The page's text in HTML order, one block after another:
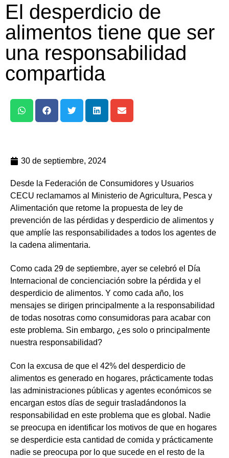
El desperdicio de
alimentos tiene que ser
una responsabilidad
compartida
30 de septiembre, 2024
Desde la Federación de Consumidores y Usuarios
CECU reclamamos al Ministerio de Agricultura, Pesca y
Alimentación que retome la propuesta de ley de
prevención de las pérdidas y desperdicio de alimentos y
que amplíe las responsabilidades a todos los agentes de
la cadena alimentaria.
Como cada 29 de septiembre, ayer se celebró el Día
Internacional de concienciación sobre la pérdida y el
desperdicio de alimentos. Y como cada año, los
mensajes se dirigen principalmente a la responsabilidad
de todas nosotras como consumidoras para acabar con
este problema. Sin embargo, ¿es solo o principalmente
nuestra responsabilidad?
Con la excusa de que el 42% del desperdicio de
alimentos es generado en hogares, prácticamente todas
las administraciones públicas y agentes económicos se
encargan estos días de seguir trasladándonos la
responsabilidad en este problema que es global . Nadie
se preocupa en identificar los motivos de que en hogares
se desperdicie esta cantidad de comida y prácticamente
nadie se preocupa por lo que sucede en el resto de la